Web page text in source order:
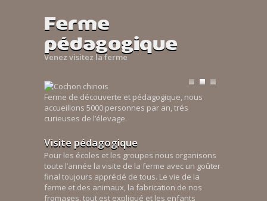
Ferme
pédagogique
Venez visitez la ferme
Ferme de découverte et pédagogique, nous
accueillons 5000 personnes par an, trés
curieuses de l’élevage.
Visite pédagogique
Pour les écoles et les groupes nous organisons
toute l’année la visite de la ferme avec un goûter
final toujours apprécié de tous. Le vie de la
ferme et des animaux, la fabrication de nos
fromages, tout est expliqué et les enfants